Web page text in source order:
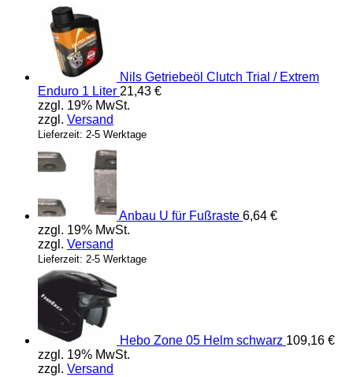
Nils Getriebeöl Clutch Trial / Extrem
Enduro 1 Liter 21,43 €
zzgl. 19% MwSt.
zzgl. Versand
Lieferzeit: 2-5 Werktage
Anbau U für Fußraste 6,64 €
zzgl. 19% MwSt.
zzgl. Versand
Lieferzeit: 2-5 Werktage
Hebo Zone 05 Helm schwarz 109,16 €
zzgl. 19% MwSt.
zzgl. Versand